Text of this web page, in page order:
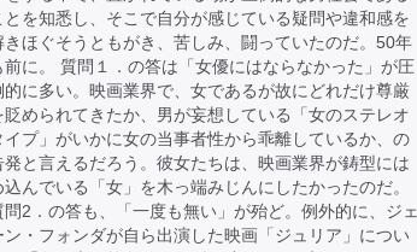
とを知悉し、そこで自分が感じている疑問や違和感を
きほぐそうともがき、苦しみ、闘っていたのだ。50年
前に。 質問１．の答は「女優にはならなかった」が圧
的に多い。映画業界で、女であるが故にどれだけ尊厳
貶められてきたか、男が妄想している「女のステレオ
イプ」がいかに女の当事者性から乖離しているか、の
発と言えるだろう。彼女たちは、映画業界が鋳型には
込んでいる「女」を木っ端みじんにしたかったのだ。
問2．の答も、「一度も無い」が殆ど。例外的に、ジェ
ン・フォンダが自ら出演した映画「ジュリア」につい